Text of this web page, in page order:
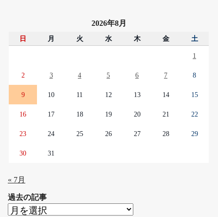
2026年8月
日 月 火 水 木 金 土
1
2 3 4 5 6 7 8
9 10 11 12 13 14 15
16 17 18 19 20 21 22
23 24 25 26 27 28 29
30 31
« 7月
過去の記事
過